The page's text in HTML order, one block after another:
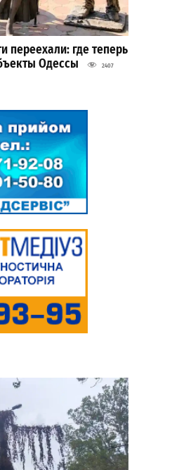
переехали: где теперь
Одессы
2407